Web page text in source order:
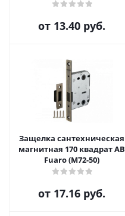
от 13.40 руб.
Защелка сантехническая
магнитная 170 квадрат AB
Fuaro (M72-50)
от 17.16 руб.